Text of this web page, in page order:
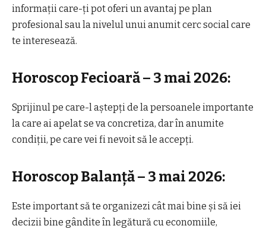
informații care-ți pot oferi un avantaj pe plan
profesional sau la nivelul unui anumit cerc social care
te interesează.
Horoscop Fecioară – 3 mai 2026:
Sprijinul pe care-l aștepți de la persoanele importante
la care ai apelat se va concretiza, dar în anumite
condiții, pe care vei fi nevoit să le accepți.
Horoscop Balanță – 3 mai 2026:
Este important să te organizezi cât mai bine și să iei
decizii bine gândite în legătură cu economiile,